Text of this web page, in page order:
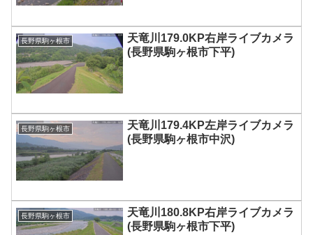
長野県駒ヶ根市
天竜川179.0KP右岸ライブカメラ
(長野県駒ヶ根市下平)
長野県駒ヶ根市
天竜川179.4KP左岸ライブカメラ
(長野県駒ヶ根市中沢)
長野県駒ヶ根市
天竜川180.8KP右岸ライブカメラ
(長野県駒ヶ根市下平)